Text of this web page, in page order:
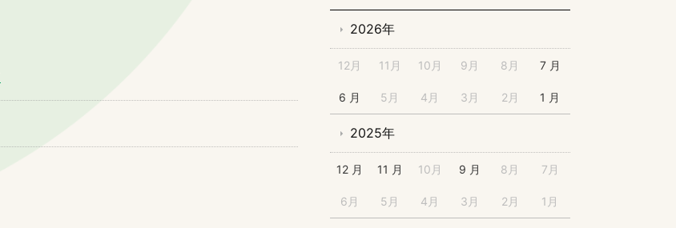
2026年
12月 11月 10月 9月 8月 7 月
6 月 5月 4月 3月 2月 1 月
2025年
12 月 11 月 10月 9 月 8月 7月
6月 5月 4月 3月 2月 1月